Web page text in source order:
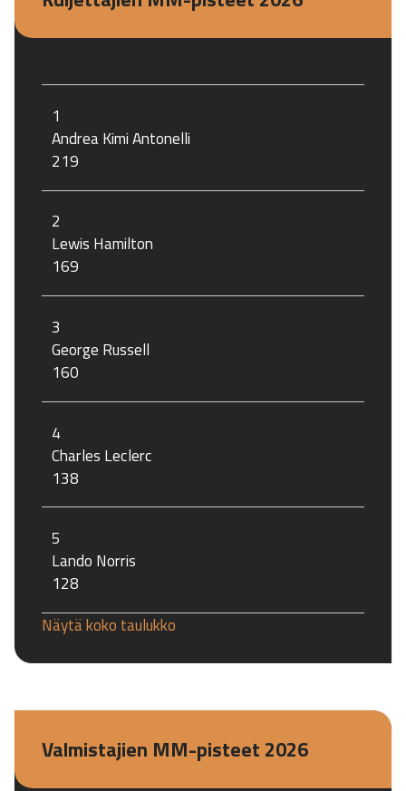
1
Andrea Kimi Antonelli
219
2
Lewis Hamilton
169
3
George Russell
160
4
Charles Leclerc
138
5
Lando Norris
128
Näytä koko taulukko
Valmistajien MM-pisteet 2026